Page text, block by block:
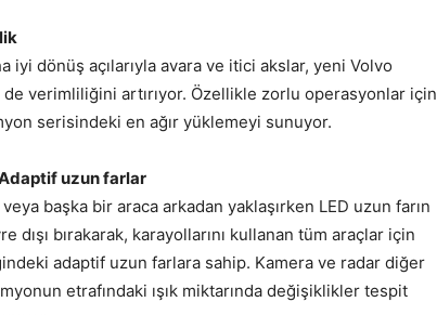
iyi dönüş açılarıyla avara ve itici akslar, yeni Volvo
de verimliliğini artırıyor. Özellikle zorlu operasyonlar için
serisindeki en ağır yüklemeyi sunuyor.
uzun farlar
başka bir araca arkadan yaklaşırken LED uzun farın
bırakarak, karayollarını kullanan tüm araçlar için
adaptif uzun farlara sahip. Kamera ve radar diğer
etrafındaki ışık miktarında değişiklikler tespit